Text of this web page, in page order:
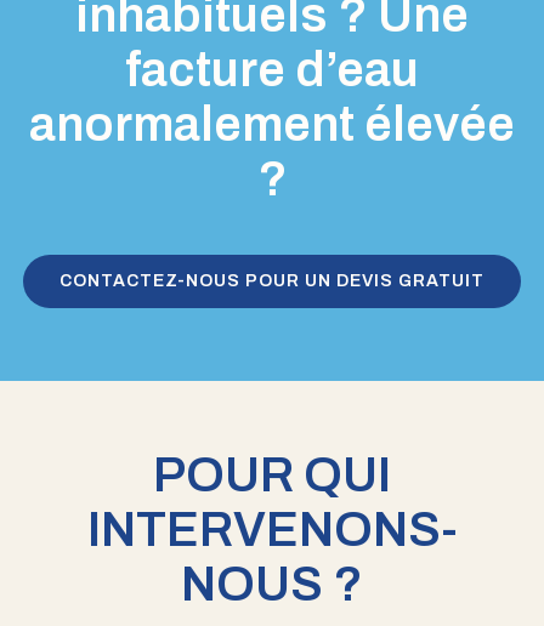
inhabituels ? Une
facture d’eau
anormalement élevée
?
CONTACTEZ-NOUS POUR UN DEVIS GRATUIT
POUR QUI
INTERVENONS-
NOUS ?